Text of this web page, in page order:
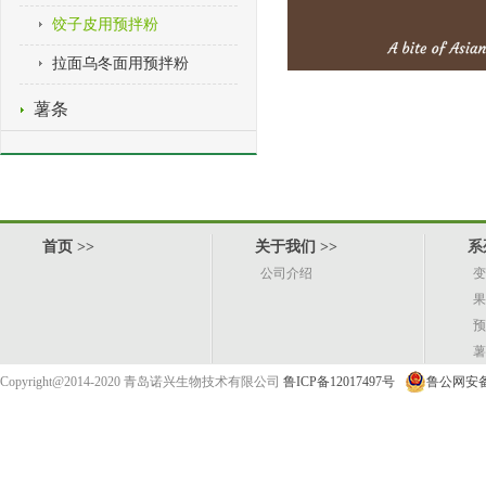
饺子皮用预拌粉
拉面乌冬面用预拌粉
薯条
首页 >> 关于我们 >>
公司介绍
系
Copyright@2014-2020 青岛诺兴生物技术有限公司 鲁ICP备12017497号 鲁公网安